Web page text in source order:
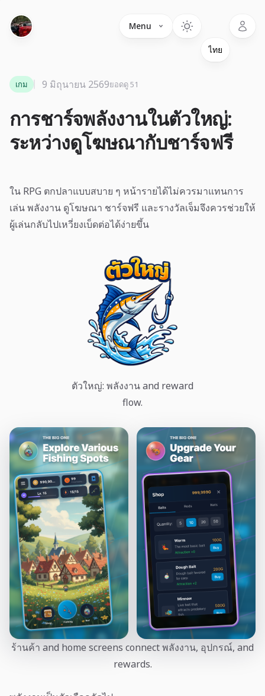
Menu Language
การชาร์จพลังงานในตัวใหญ่:
ระหว่างดูโฆษณากับชาร์จฟรี
เกม 9 มิถุนายน 2569ยอดดู 51
ใน RPG ตกปลาแบบสบาย ๆ หน้ารายได้ไม่ควรมาแทนการ
เล่น พลังงาน ดูโฆษณา ชาร์จฟรี และรางวัลเจ็มจึงควรช่วยให้
ผู้เล่นกลับไปเหวี่ยงเบ็ดต่อได้ง่ายขึ้น
ตัวใหญ่: พลังงาน and reward
flow.
ร้านค้า and home screens connect พลังงาน, อุปกรณ์, and
rewards.